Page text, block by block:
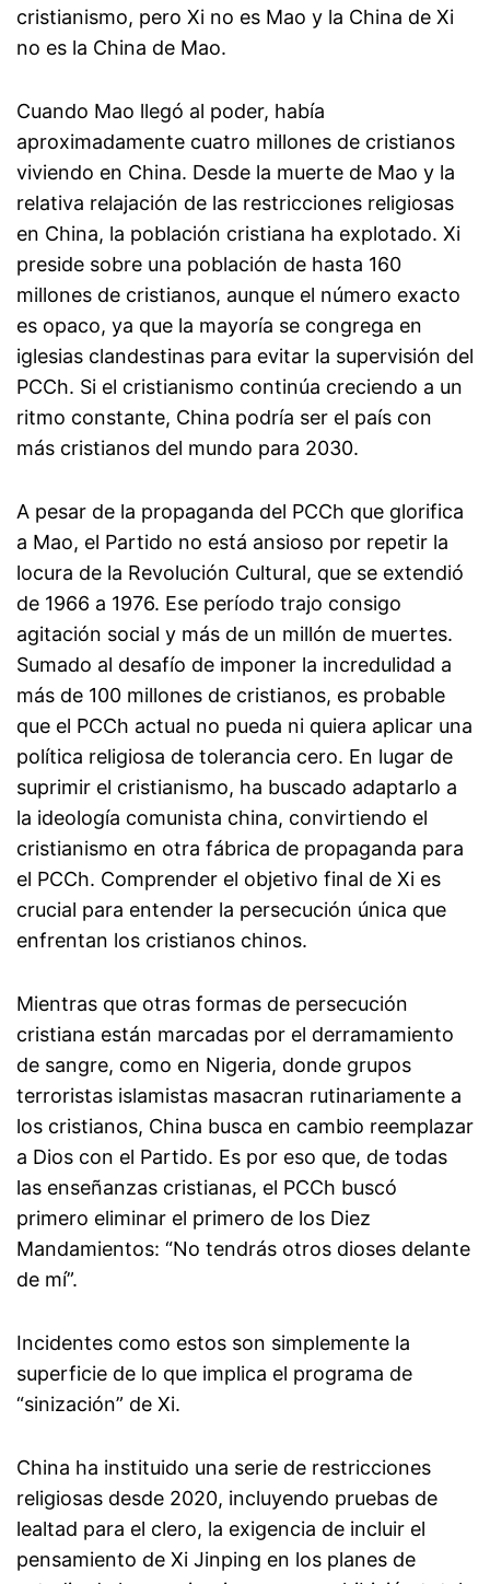
cristianismo, pero Xi no es Mao y la China de Xi
no es la China de Mao.
Cuando Mao llegó al poder, había
aproximadamente cuatro millones de cristianos
viviendo en China. Desde la muerte de Mao y la
relativa relajación de las restricciones religiosas
en China, la población cristiana ha explotado. Xi
preside sobre una población de hasta 160
millones de cristianos, aunque el número exacto
es opaco, ya que la mayoría se congrega en
iglesias clandestinas para evitar la supervisión del
PCCh. Si el cristianismo continúa creciendo a un
ritmo constante, China podría ser el país con
más cristianos del mundo para 2030.
A pesar de la propaganda del PCCh que glorifica
a Mao, el Partido no está ansioso por repetir la
locura de la Revolución Cultural, que se extendió
de 1966 a 1976. Ese período trajo consigo
agitación social y más de un millón de muertes.
Sumado al desafío de imponer la incredulidad a
más de 100 millones de cristianos, es probable
que el PCCh actual no pueda ni quiera aplicar una
política religiosa de tolerancia cero. En lugar de
suprimir el cristianismo, ha buscado adaptarlo a
la ideología comunista china, convirtiendo el
cristianismo en otra fábrica de propaganda para
el PCCh. Comprender el objetivo final de Xi es
crucial para entender la persecución única que
enfrentan los cristianos chinos.
Mientras que otras formas de persecución
cristiana están marcadas por el derramamiento
de sangre, como en Nigeria, donde grupos
terroristas islamistas masacran rutinariamente a
los cristianos, China busca en cambio reemplazar
a Dios con el Partido. Es por eso que, de todas
las enseñanzas cristianas, el PCCh buscó
primero eliminar el primero de los Diez
Mandamientos: “No tendrás otros dioses delante
de mí”.
Incidentes como estos son simplemente la
superficie de lo que implica el programa de
“sinización” de Xi.
China ha instituido una serie de restricciones
religiosas desde 2020, incluyendo pruebas de
lealtad para el clero, la exigencia de incluir el
pensamiento de Xi Jinping en los planes de